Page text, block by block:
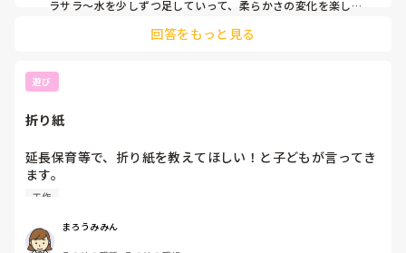
だろうと察する。ピラミッドを積み直すなら、土台から崩す
のは違っていたのかもしれない。重くのしかかる、一番上の
社会の仕組みや学校教育が変わらない中で保育業界だけが変
日でした。
とかなんとかつぶやきながら問題定義したい年頃。
ラサラ〜水を少しずつ足していって、柔らかさの変化を楽しむ
それを応用し、紙粘土を練ってコロコロとしてみたり、長く伸
らくてごめんなさい💦)
回答をもっと見る
遊び
折り紙
延長保育等で、折り紙を教えてほしい！と子どもが言ってき
ます。
折り紙の本、作り方を見ながら作ったり、覚えているものは
折り紙の中で、作った物で楽しめる物を教えてください。
私は、紙飛行機、かえる、指輪や時計、手紙折り等を作って
工作
まろうみみん